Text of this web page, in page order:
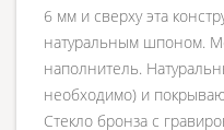
6 мм и сверху эта
натуральным шпоном.
наполнитель.
необходимо) и
Стекло бронза с